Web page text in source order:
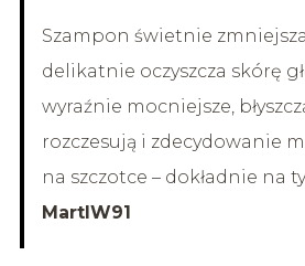
Szampon świetnie
delikatnie oczyszcza skórę
wyraźnie mocniejsze,
rozczesują i zdecydowanie
na szczotce – dokładnie na
MartlW91